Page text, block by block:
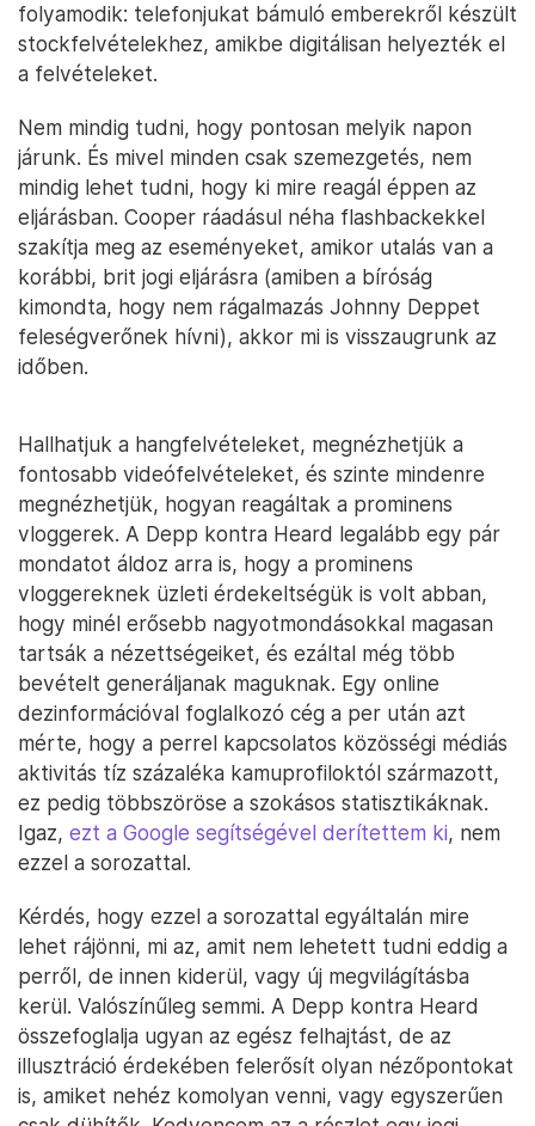
folyamodik: telefonjukat bámuló emberekről készült
stockfelvételekhez, amikbe digitálisan helyezték el
a felvételeket.
Nem mindig tudni, hogy pontosan melyik napon
járunk. És mivel minden csak szemezgetés, nem
mindig lehet tudni, hogy ki mire reagál éppen az
eljárásban. Cooper ráadásul néha flashbackekkel
szakítja meg az eseményeket, amikor utalás van a
korábbi, brit jogi eljárásra (amiben a bíróság
kimondta, hogy nem rágalmazás Johnny Deppet
feleségverőnek hívni), akkor mi is visszaugrunk az
időben.
Hallhatjuk a hangfelvételeket, megnézhetjük a
fontosabb videófelvételeket, és szinte mindenre
megnézhetjük, hogyan reagáltak a prominens
vloggerek. A Depp kontra Heard legalább egy pár
mondatot áldoz arra is, hogy a prominens
vloggereknek üzleti érdekeltségük is volt abban,
hogy minél erősebb nagyotmondásokkal magasan
tartsák a nézettségeiket, és ezáltal még több
bevételt generáljanak maguknak. Egy online
dezinformációval foglalkozó cég a per után azt
mérte, hogy a perrel kapcsolatos közösségi médiás
aktivitás tíz százaléka kamuprofiloktól származott,
ez pedig többszöröse a szokásos statisztikáknak.
Igaz, ezt a Google segítségével derítettem ki, nem
ezzel a sorozattal.
Kérdés, hogy ezzel a sorozattal egyáltalán mire
lehet rájönni, mi az, amit nem lehetett tudni eddig a
perről, de innen kiderül, vagy új megvilágításba
kerül. Valószínűleg semmi. A Depp kontra Heard
összefoglalja ugyan az egész felhajtást, de az
illusztráció érdekében felerősít olyan nézőpontokat
is, amiket nehéz komolyan venni, vagy egyszerűen